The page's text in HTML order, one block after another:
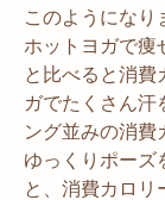
このようになり
ホットヨガで痩
と比べると消費
ガでたくさん汗
ング並みの消費
ゆっくりポーズ
と、消費カロリ